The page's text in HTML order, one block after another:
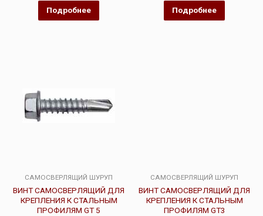
из
Подробнее
из
Подробнее
САМОСВЕРЛЯЩИЙ ШУРУП
ВИНТ САМОСВЕРЛЯЩИЙ ДЛЯ
КРЕПЛЕНИЯ К СТАЛЬНЫМ
ПРОФИЛЯМ GT 5
САМОСВЕРЛЯЩИЙ ШУРУП
ВИНТ САМОСВЕРЛЯЩИЙ ДЛЯ
КРЕПЛЕНИЯ К СТАЛЬНЫМ
ПРОФИЛЯМ GT3